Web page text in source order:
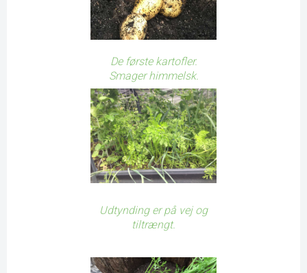
De første kartofler.
Smager himmelsk.
Udtynding er på vej og
tiltrængt.